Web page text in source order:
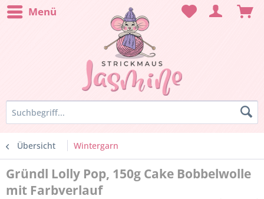
Menü
Übersicht Wintergarn
Gründl Lolly Pop, 150g Cake Bobbelwolle
mit Farbverlauf